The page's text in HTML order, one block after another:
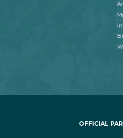
OFFICIAL